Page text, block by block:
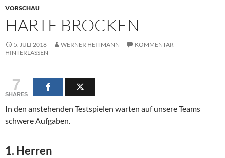
VORSCHAU
HARTE BROCKEN
5. JULI 2018 WERNER HEITMANN
KOMMENTAR
HINTERLASSEN
7
SHARES
In den anstehenden Testspielen warten auf unsere Teams
schwere Aufgaben.
1. Herren